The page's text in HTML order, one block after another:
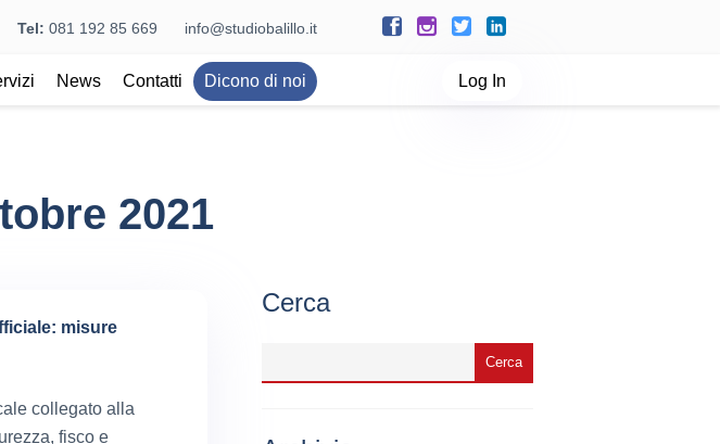
Tel: 081 192 85 669 info@studiobalillo.it
News Contatti Dicono di noi Log In
2021
misure
collegato alla
fisco e
Cerca